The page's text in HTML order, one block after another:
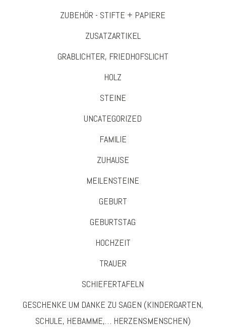
ZUBEHÖR - STIFTE + PAPIERE
ZUSATZARTIKEL
GRABLICHTER, FRIEDHOFSLICHT
HOLZ
STEINE
UNCATEGORIZED
FAMILIE
ZUHAUSE
MEILENSTEINE
GEBURT
GEBURTSTAG
HOCHZEIT
TRAUER
SCHIEFERTAFELN
GESCHENKE UM DANKE ZU SAGEN (KINDERGARTEN,
SCHULE, HEBAMME,… HERZENSMENSCHEN)